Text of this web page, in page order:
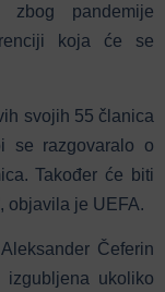
pandemije
koja će se
svojih 55 članica
se razgovaralo o
Također će biti
objavila je UEFA.
Čeferin
ukoliko